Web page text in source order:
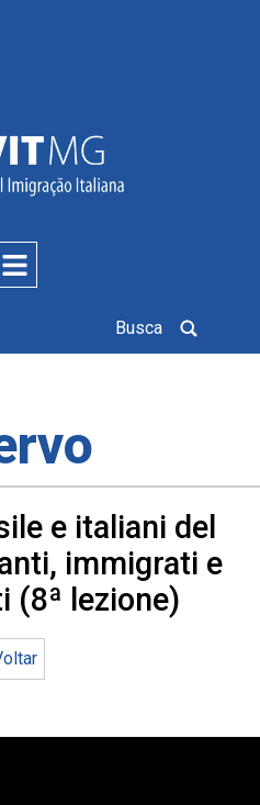
Busca
e italiani del
immigrati e
(8ª lezione)